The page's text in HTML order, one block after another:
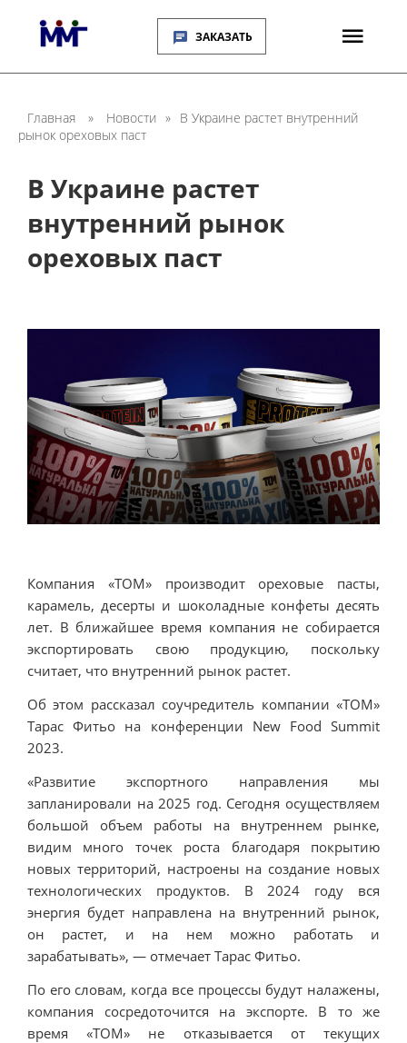
ЗАКАЗАТЬ
Главная » Новости » В Украине растет внутренний
рынок ореховых паст
В Украине растет
внутренний рынок
ореховых паст
Компания «ТОМ» производит ореховые пасты,
карамель, десерты и шоколадные конфеты десять
лет. В ближайшее время компания не собирается
экспортировать свою продукцию, поскольку
считает, что внутренний рынок растет.
Об этом рассказал соучредитель компании «ТОМ»
Тарас Фитьо на конференции New Food Summit
2023.
«Развитие экспортного направления мы
запланировали на 2025 год. Сегодня осуществляем
большой объем работы на внутреннем рынке,
видим много точек роста благодаря покрытию
новых территорий, настроены на создание новых
технологических продуктов. В 2024 году вся
энергия будет направлена на внутренний рынок,
он растет, и на нем можно работать и
зарабатывать», — отмечает Тарас Фитьо.
По его словам, когда все процессы будут налажены,
компания сосредоточится на экспорте. В то же
время «ТОМ» не отказывается от текущих